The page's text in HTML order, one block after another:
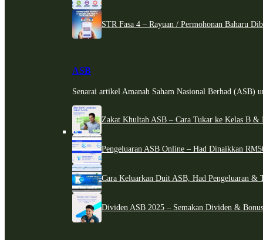
STR Fasa 4 – Rayuan / Permohonan Baharu
ASB
Senarai artikel Amanah Saham Nasional Berhad (ASB)
Zakat Khultah ASB – Cara Tukar ke Kelas B &
Pengeluaran ASB Online – Had Dinaikkan
Cara Keluarkan Duit ASB, Had Pengeluaran &
Dividen ASB 2025 – Semakan Dividen &